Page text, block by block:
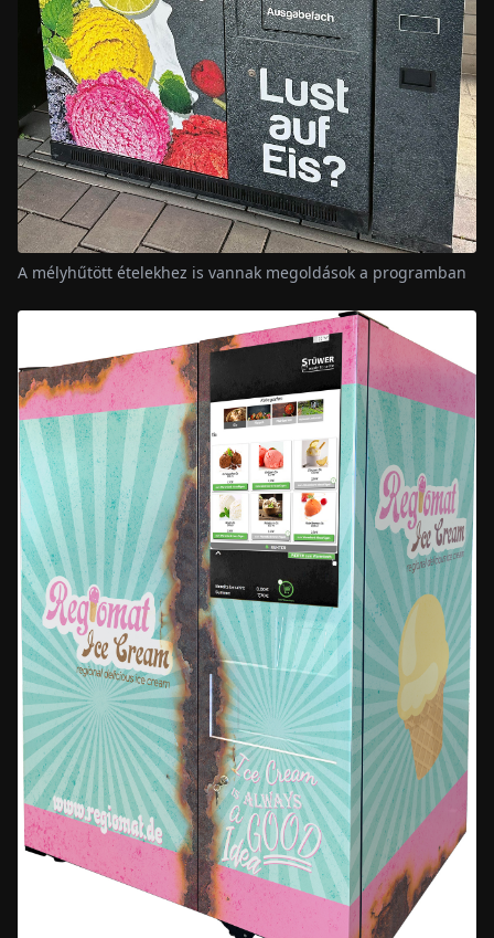
A mélyhűtött ételekhez is vannak megoldások a programban